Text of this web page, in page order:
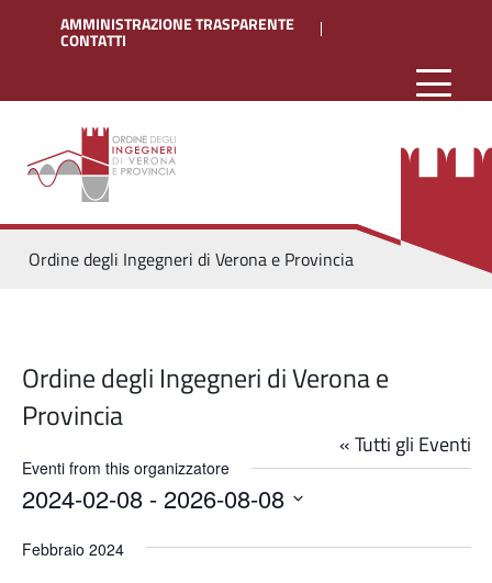
AMMINISTRAZIONE TRASPARENTE
CONTATTI
Ordine degli Ingegneri di Verona e Provincia
Ordine degli Ingegneri di Verona e
Provincia
« Tutti gli Eventi
Eventi from this organizzatore
2024-02-08 - 2026-08-08
la
Febbraio 2024